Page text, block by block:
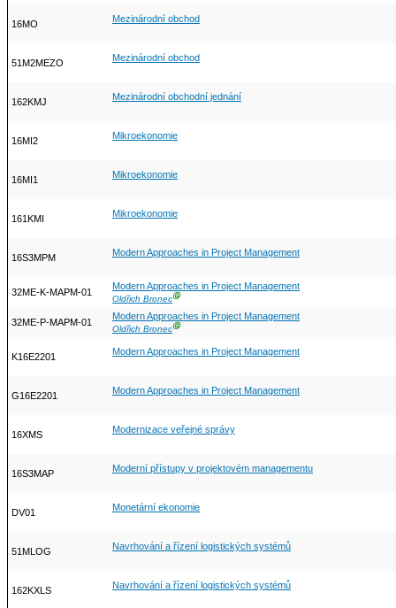
16MO Mezinárodní obchod
51M2MEZO Mezinárodní obchod
162KMJ Mezinárodní obchodní jednání
16MI2 Mikroekonomie
16MI1 Mikroekonomie
161KMI Mikroekonomie
16S3MPM Modern Approaches in Project Management
32ME-K-MAPM-01
Modern Approaches in Project Management
Oldřich BronecⒼ
32ME-P-MAPM-01
Modern Approaches in Project Management
Oldřich BronecⒼ
K16E2201 Modern Approaches in Project Management
G16E2201 Modern Approaches in Project Management
16XMS Modernizace veřejné správy
16S3MAP Moderní přístupy v projektovém managementu
DV01 Monetární ekonomie
51MLOG Navrhování a řízení logistických systémů
162KXLS Navrhování a řízení logistických systémů